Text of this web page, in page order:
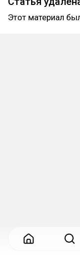
Этот материал